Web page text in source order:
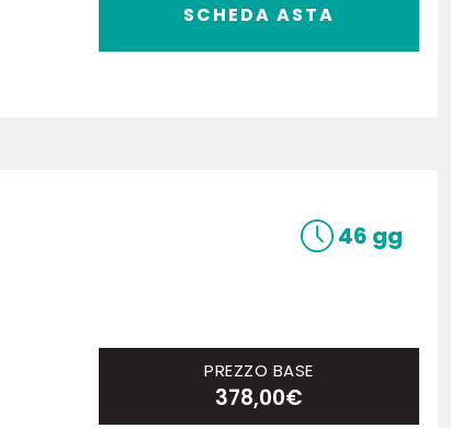
SCHEDA ASTA
46 gg
PREZZO BASE
378,00€